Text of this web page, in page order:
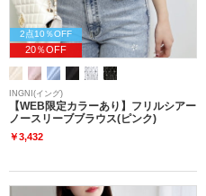
2点10％OFF
20％OFF
INGNI(イング)
【WEB限定カラーあり】フリルシアー
ノースリーブブラウス(ピンク)
￥3,432